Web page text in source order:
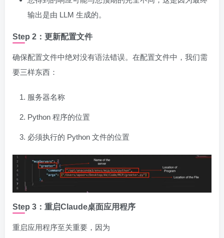
输出是由 LLM 生成的。
Step 2：更新配置文件
确保配置文件中绝对没有语法错误。在配置文件中，我们需
要三样东西：
服务器名称
Python 程序的位置
必须执行的 Python 文件的位置
Step 3：重启Claude桌面应用程序
重启应用程序至关重要，因为